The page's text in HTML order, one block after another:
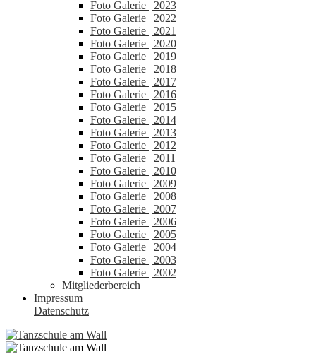
Foto Galerie | 2023
Foto Galerie | 2022
Foto Galerie | 2021
Foto Galerie | 2020
Foto Galerie | 2019
Foto Galerie | 2018
Foto Galerie | 2017
Foto Galerie | 2016
Foto Galerie | 2015
Foto Galerie | 2014
Foto Galerie | 2013
Foto Galerie | 2012
Foto Galerie | 2011
Foto Galerie | 2010
Foto Galerie | 2009
Foto Galerie | 2008
Foto Galerie | 2007
Foto Galerie | 2006
Foto Galerie | 2005
Foto Galerie | 2004
Foto Galerie | 2003
Foto Galerie | 2002
Mitgliederbereich
Impressum
Datenschutz